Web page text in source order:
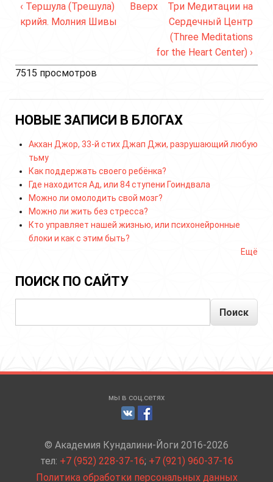
‹ Тершула (Трешула)
крийя. Молния Шивы
Вверх
Три Медитации на
Сердечный Центр
(Three Meditations
for the Heart Center) ›
7515 просмотров
НОВЫЕ ЗАПИСИ В БЛОГАХ
Акхан Джор, 33-й стих Джап Джи, разрушающий любую
тьму
Как поддержать своего ребёнка?
Где находится Ад, или 84 ступени Гоиндвала
Можно ли омолодить свой мозг?
Можно ли жить без стресса?
Кто управляет нашей жизнью, или психонейронные
блоки и как с этим быть?
Ещё
ПОИСК ПО САЙТУ
мы в соц.сетях
© Академия Кундалини-Йоги 2016-2026
тел: +7 (952) 228-37-16; +7 (921) 960-37-16
Политика обработки персональных данных